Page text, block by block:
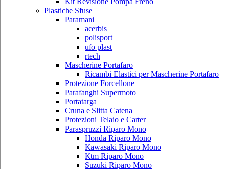
Plastiche Sfuse
Paramani
acerbis
polisport
ufo plast
rtech
Mascherine Portafaro
Ricambi Elastici per Mascherine Portafaro
Protezione Forcellone
Parafanghi Supermoto
Portatarga
Cruna e Slitta Catena
Protezioni Telaio e Carter
Paraspruzzi Riparo Mono
Honda Riparo Mono
Kawasaki Riparo Mono
Ktm Riparo Mono
Suzuki Riparo Mono